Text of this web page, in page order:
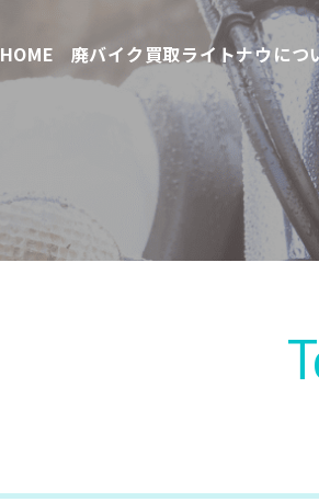
HOME 廃バイク買取ライトナウにつ